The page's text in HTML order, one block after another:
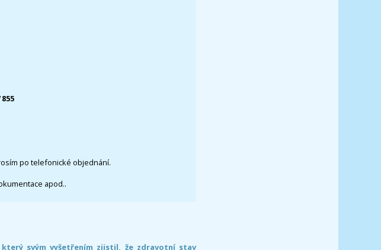
855
po telefonické objednání.
apod..
svým vyšetřením zjistil, že zdravotní stav